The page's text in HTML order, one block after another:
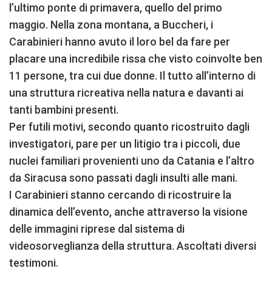
l’ultimo ponte di primavera, quello del primo
maggio. Nella zona montana, a Buccheri, i
Carabinieri hanno avuto il loro bel da fare per
placare una incredibile rissa che visto coinvolte ben
11 persone, tra cui due donne. Il tutto all’interno di
una struttura ricreativa nella natura e davanti ai
tanti bambini presenti.
Per futili motivi, secondo quanto ricostruito dagli
investigatori, pare per un litigio tra i piccoli, due
nuclei familiari provenienti uno da Catania e l’altro
da Siracusa sono passati dagli insulti alle mani.
I Carabinieri stanno cercando di ricostruire la
dinamica dell’evento, anche attraverso la visione
delle immagini riprese dal sistema di
videosorveglianza della struttura. Ascoltati diversi
testimoni.